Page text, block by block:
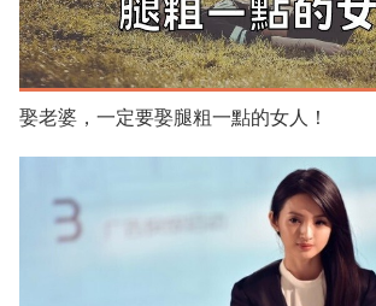
娶老婆，一定要娶腿粗一點的女人！